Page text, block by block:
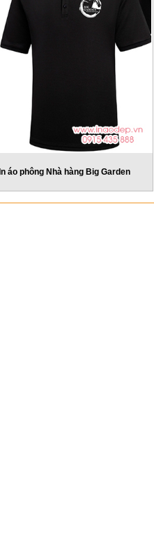
In áo phông Nhà hàng Big Garden